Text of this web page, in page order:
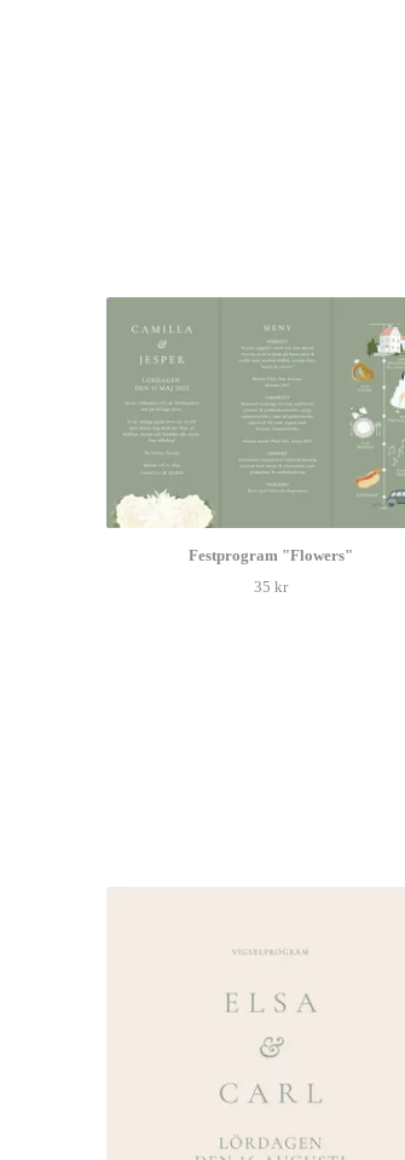
Festprogram "Flowers"
35 kr